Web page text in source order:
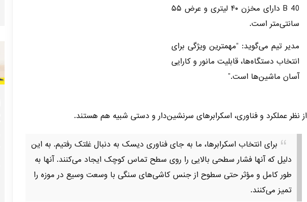
B 40 دارای مخزن ۴۰ لیتری و عرض ۵۵
سانتی‌متر است.
مدیر تیم می‌گوید: “مهمترین ویژگی برای
انتخاب دستگاه‌ها، قابلیت مانور و کارایی
آسان ماشین‌ها است.”
از نظر عملکرد و فناوری، اسکرابرهای سرنشین‌دار و دستی شبیه هم هستند.
برای انتخاب اسکرابرها، ما به جای فناوری دیسک به دنبال غلتک رفتیم. به این
دلیل که آنها فشار سطحی بالایی را روی سطح تماس کوچک ایجاد می‌کنند. آنها به
طور کامل و مؤثر حتی سطوح از جنس کاشی‌های سنگی با وسعت وسیع در موزه را
تمیز می‌کنند.